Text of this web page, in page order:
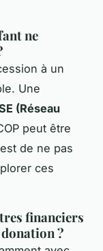
ne
à un
Une
(Réseau
peut être
de ne pas
ces
financiers
?